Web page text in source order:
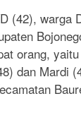
(42), warga
orang,
dan Mardi